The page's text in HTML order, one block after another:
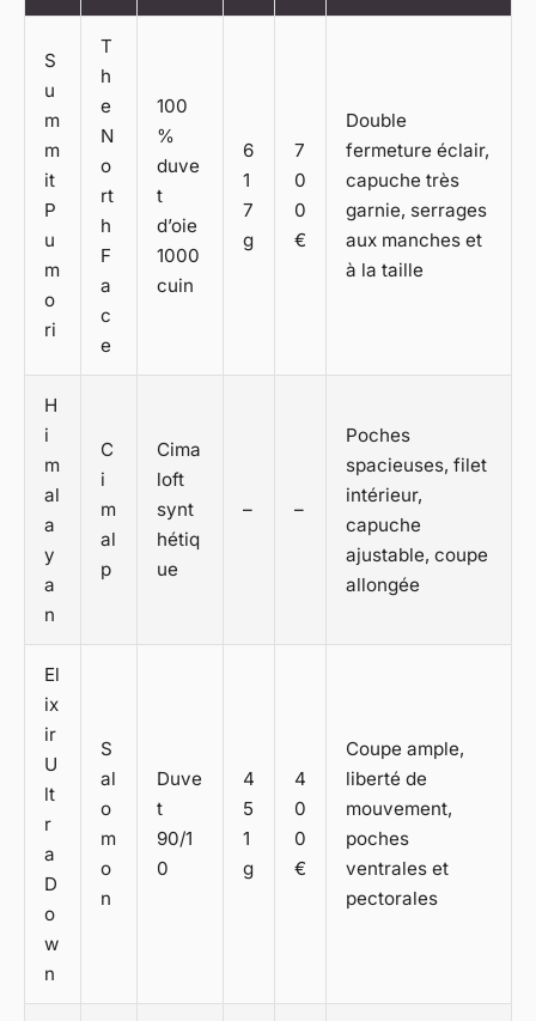
S
u
m
m
it
P
u
m
o
ri
T
h
e
N
o
rt
h
F
a
c
e
100
%
duve
t
d’oie
1000
cuin
6
1
7
g
7
0
0
€
Double
fermeture éclair,
capuche très
garnie, serrages
aux manches et
à la taille
H
i
m
al
a
y
a
n
C
i
m
al
p
Cima
loft
synt
hétiq
ue
– –
Poches
spacieuses, filet
intérieur,
capuche
ajustable, coupe
allongée
El
ix
ir
U
lt
r
a
D
o
w
n
S
al
o
m
o
n
Duve
t
90/1
0
4
5
1
g
4
0
0
€
Coupe ample,
liberté de
mouvement,
poches
ventrales et
pectorales